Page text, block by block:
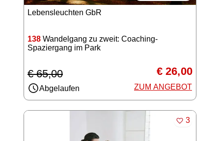
Lebensleuchten GbR
138 Wandelgang zu zweit: Coaching-
Spaziergang im Park
€ 65,00
Abgelaufen
€ 26,00
ZUM ANGEBOT
MERKEN
3